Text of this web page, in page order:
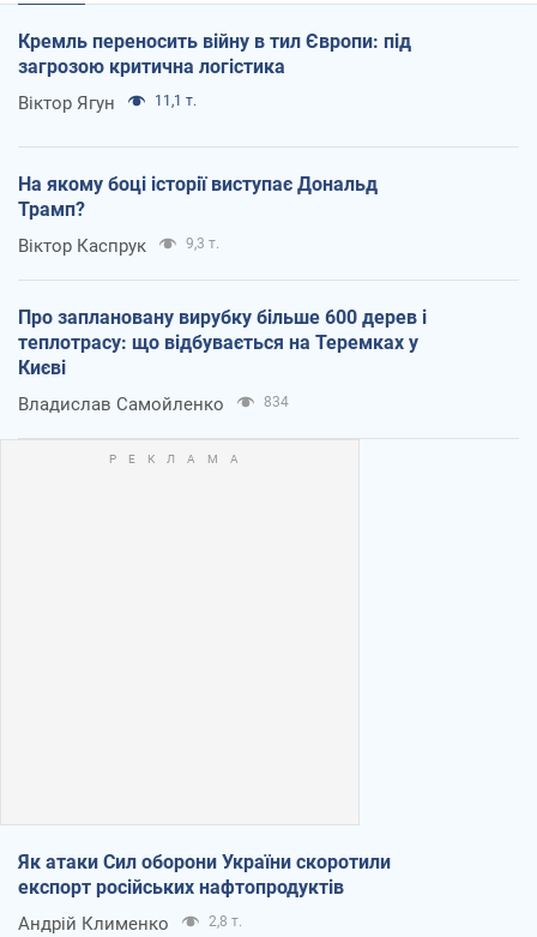
Кремль переносить війну в тил Європи: під
загрозою критична логістика
Віктор Ягун 11,1 т.
На якому боці історії виступає Дональд
Трамп?
Віктор Каспрук 9,3 т.
Про заплановану вирубку більше 600 дерев і
теплотрасу: що відбувається на Теремках у
Києві
Владислав Самойленко 834
Як атаки Сил оборони України скоротили
експорт російських нафтопродуктів
Андрій Клименко 2,8 т.